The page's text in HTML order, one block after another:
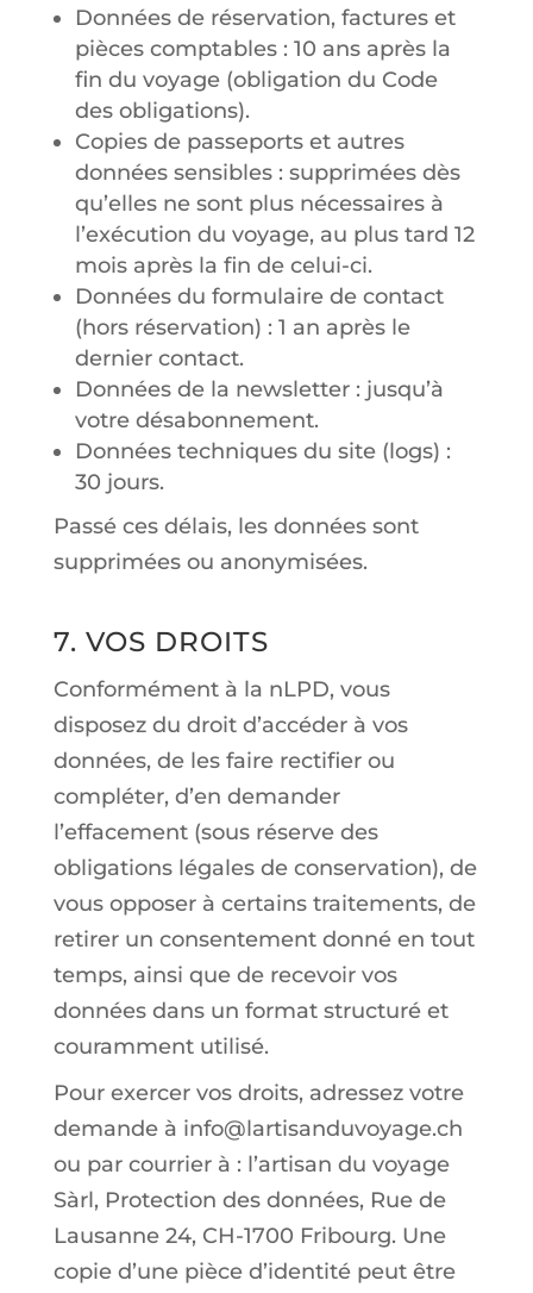
Données de réservation, factures et
pièces comptables : 10 ans après la
fin du voyage (obligation du Code
des obligations).
Copies de passeports et autres
données sensibles : supprimées dès
qu’elles ne sont plus nécessaires à
l’exécution du voyage, au plus tard 12
mois après la fin de celui-ci.
Données du formulaire de contact
(hors réservation) : 1 an après le
dernier contact.
Données de la newsletter : jusqu’à
votre désabonnement.
Données techniques du site (logs) :
30 jours.
Passé ces délais, les données sont
supprimées ou anonymisées.
7. VOS DROITS
Conformément à la nLPD, vous
disposez du droit d’accéder à vos
données, de les faire rectifier ou
compléter, d’en demander
l’effacement (sous réserve des
obligations légales de conservation), de
vous opposer à certains traitements, de
retirer un consentement donné en tout
temps, ainsi que de recevoir vos
données dans un format structuré et
couramment utilisé.
Pour exercer vos droits, adressez votre
demande à info@lartisanduvoyage.ch
ou par courrier à : l’artisan du voyage
Sàrl, Protection des données, Rue de
Lausanne 24, CH-1700 Fribourg. Une
copie d’une pièce d’identité peut être